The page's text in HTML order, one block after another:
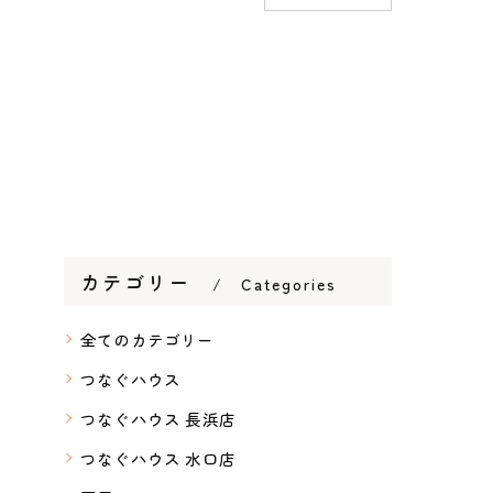
カテゴリー Categories
全てのカテゴリー
つなぐハウス
つなぐハウス 長浜店
つなぐハウス 水口店